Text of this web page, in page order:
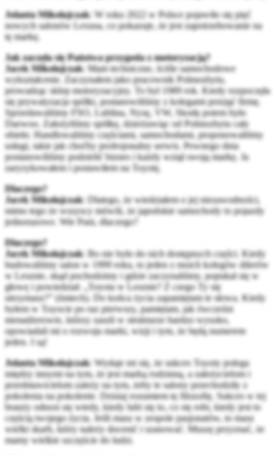
Jolanta Mikołajczak: W roku 2022 w Polsce pojawiło się pięć
nowych salonów Lexusa, co pokazuje, że jest zapotrzebowanie na
tę markę.
Jak zaczęła się Państwa przygoda z motoryzacją?
Jacek Mikołajczak: Mam techniczne, ściśle samochodowe
wykształcenie. Zaczynałem jako pracownik Polmozbytu,
prowadząc sklep motoryzacyjny. To był 1989 rok. Kiedy rozpoczęła
się prywatyzacja spółki, postanowiliśmy z kolegami przejąć firmę.
Sprzedawaliśmy FSO, Lublina, Nysę, VW, Skodę potem było
Daewoo. Założyliśmy spółkę, dzierżawiąc od Polmozbytu cały
obiekt. Handlowaliśmy częściami, samochodami, proponowaliśmy
usługi, takie jak choćby profesjonalny serwis. Pewnego dnia
postanowiliśmy podzielić biznes i każdy wziął swoją markę. Ja
zaryzykowałem i postawiłem na Toyotę.
Dlaczego?
Jacek Mikołajczak: Dlatego, że wiedziałem o jej niezawodności,
mimo tego że wszyscy mówili, że japońskie samochody to pojazdy
jednorazowe. Wie Pani, dlaczego?
Dlaczego?
Jacek Mikołajczak: Bo nie było do nich dostępnych części. Kiedy
budowaliśmy salon w 1999 roku, to jeden z moich kolegów dilerów
w Lesznie, skąd pochodzimy i gdzie zaczynaliśmy, popukał się w
głowę i powiedział: „Toyota w Lesznie? Z czego Ty się
utrzymasz?” (śmiech). Do końca życia zapamiętam te słowa. Kiedy
byłem w Toyocie po raz pierwszy, pamiętam, jak ówcześni
menadżerowie, którzy zaszli w strukturze bardzo wysoko,
opowiadali mi o rozwoju marki, wizji i tym, że będą numerem
jeden. I są!
Jolanta Mikołajczak: Wydaje mi się, że sukces Toyoty polega
między innymi na tym, że jest marką rodzinną, a założycielom i
przedstawicielom zależy na tym, żeby te salony przechodziły z
pokolenia na pokolenie. Dzisiaj rozumiem tę filozofię. Sukces w tej
branży odnosi się wtedy, kiedy lubi się to, co się robi, kiedy jest to
częścią twojego życia. Jeśli masz w zespole pasjonatów, to masz
wielki skarb, który należy docenić i szanować. Muszę przyznać, że
mamy wielkie szczęście do ludzi.